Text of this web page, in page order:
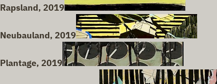
Rapsland, 2019
Neubauland, 2019
Plantage, 2019